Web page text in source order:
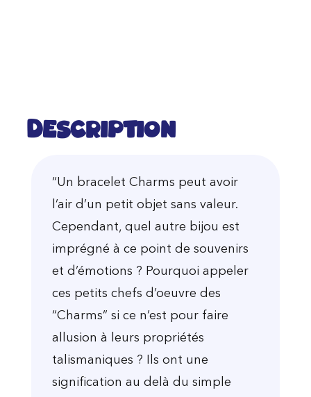
Description
“Un bracelet Charms peut avoir
l’air d’un petit objet sans valeur.
Cependant, quel autre bijou est
imprégné à ce point de souvenirs
et d’émotions ? Pourquoi appeler
ces petits chefs d’oeuvre des
“Charms” si ce n’est pour faire
allusion à leurs propriétés
talismaniques ? Ils ont une
signification au delà du simple